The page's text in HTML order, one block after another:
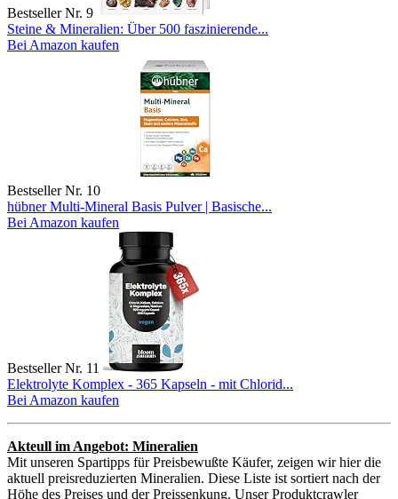
Bestseller Nr. 9
Steine & Mineralien: Über 500 faszinierende...
Bei Amazon kaufen
Bestseller Nr. 10
hübner Multi-Mineral Basis Pulver | Basische...
Bei Amazon kaufen
Bestseller Nr. 11
Elektrolyte Komplex - 365 Kapseln - mit Chlorid...
Bei Amazon kaufen
Akteull im Angebot: Mineralien
Mit unseren Spartipps für Preisbewußte Käufer, zeigen wir hier die
aktuell preisreduzierten Mineralien. Diese Liste ist sortiert nach der
Höhe des Preises und der Preissenkung. Unser Produktcrawler